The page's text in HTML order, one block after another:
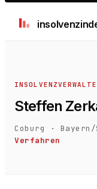
insolvenz
Steffen
Coburg ·
Verfahren